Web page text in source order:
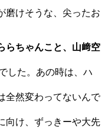
磨けそうな、尖ったお
らちゃんこと、山﨑空
した。あの時は、ハ
全然変わってないんで
向け、ずっきーや大先